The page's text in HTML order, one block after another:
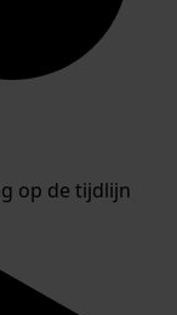
op de tijdlijn